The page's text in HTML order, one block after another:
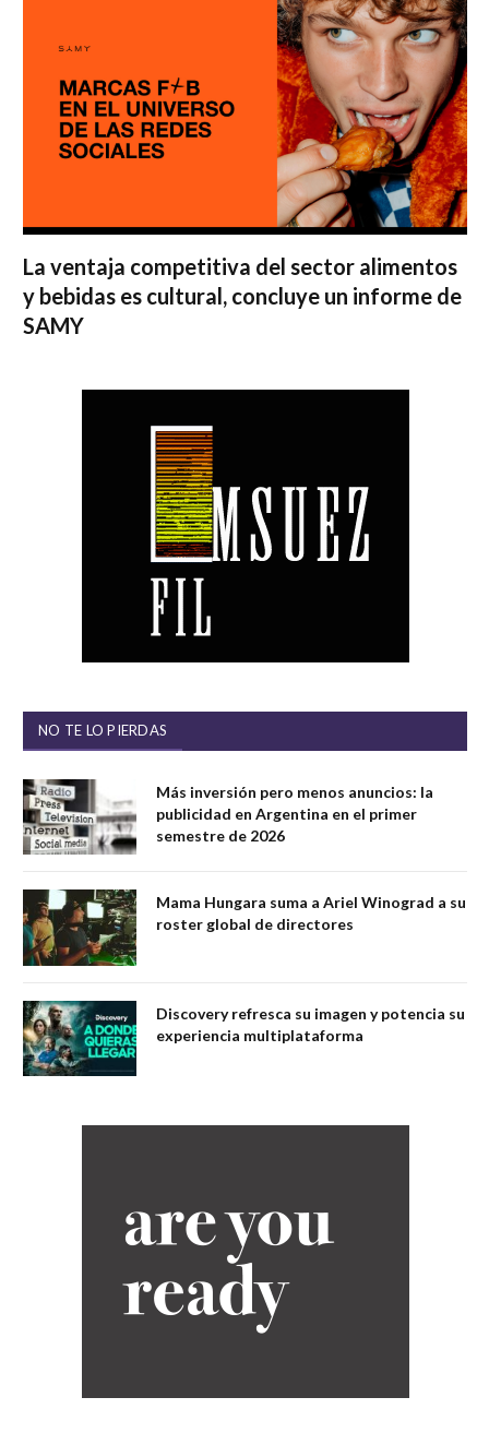
La ventaja competitiva del sector alimentos
y bebidas es cultural, concluye un informe de
SAMY
NO TE LO PIERDAS
Más inversión pero menos anuncios: la
publicidad en Argentina en el primer
semestre de 2026
Mama Hungara suma a Ariel Winograd a su
roster global de directores
Discovery refresca su imagen y potencia su
experiencia multiplataforma